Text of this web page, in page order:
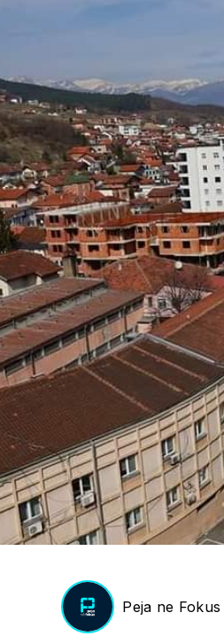
Peja ne Fokus